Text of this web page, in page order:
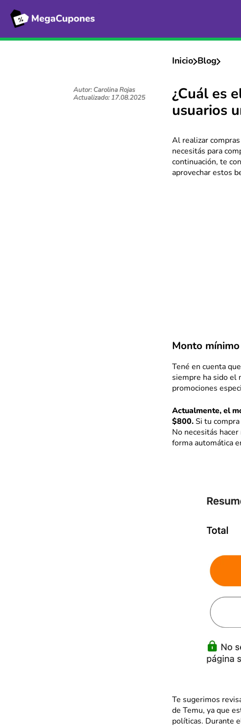
Inicio Blog
Autor: Carolina Rojas
Actualizado: 17.08.2025
¿Cuál es
usuarios
Al realizar
necesitás para
continuación, te
aprovechar estos
Monto mínimo
Tené en cuenta
siempre ha sido el
promociones
Actualmente, el
$800. Si tu
No necesitás
forma automática
Te sugerimos
de Temu, ya que
políticas. Durante